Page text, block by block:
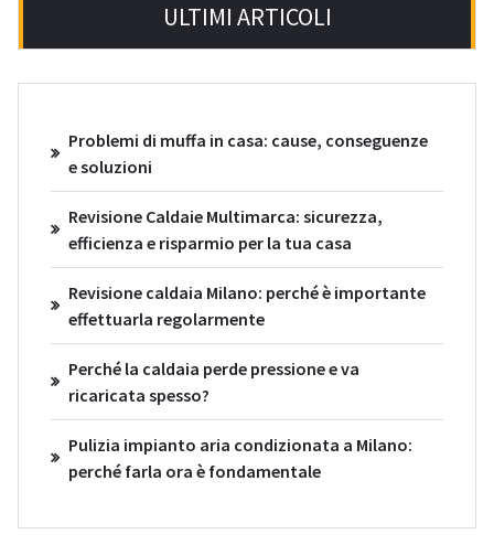
ULTIMI ARTICOLI
Problemi di muffa in casa: cause, conseguenze
e soluzioni
Revisione Caldaie Multimarca: sicurezza,
efficienza e risparmio per la tua casa
Revisione caldaia Milano: perché è importante
effettuarla regolarmente
Perché la caldaia perde pressione e va
ricaricata spesso?
Pulizia impianto aria condizionata a Milano:
perché farla ora è fondamentale